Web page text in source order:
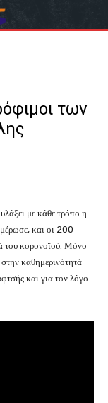
των
με κάθε τρόπο η
και οι 200
του κορονοϊού. Μόνο
καθημερινότητά
και για τον λόγο